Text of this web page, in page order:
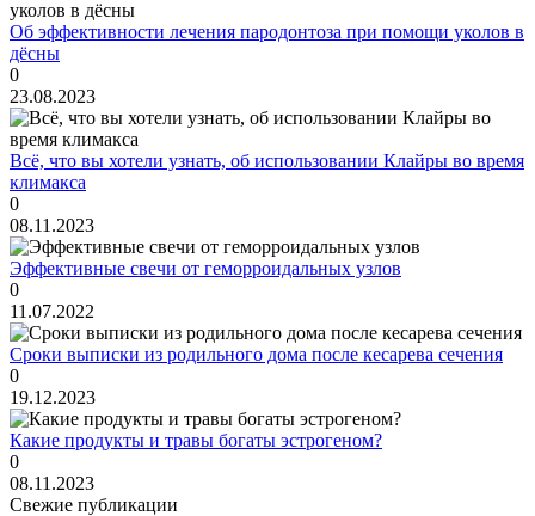
Об эффективности лечения пародонтоза при помощи уколов в
дёсны
0
23.08.2023
Всё, что вы хотели узнать, об использовании Клайры во время
климакса
0
08.11.2023
Эффективные свечи от геморроидальных узлов
0
11.07.2022
Сроки выписки из родильного дома после кесарева сечения
0
19.12.2023
Какие продукты и травы богаты эстрогеном?
0
08.11.2023
Свежие публикации